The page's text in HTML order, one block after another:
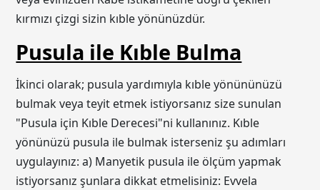
kırmızı çizgi sizin kıble yönünüzdür.
Pusula ile Kıble Bulma
İkinci olarak; pusula yardımıyla kıble yönününüzü
bulmak veya teyit etmek istiyorsanız size sunulan
"Pusula için Kıble Derecesi"ni kullanınız. Kıble
yönünüzü pusula ile bulmak isterseniz şu adımları
uygulayınız: a) Manyetik pusula ile ölçüm yapmak
istiyorsanız şunlara dikkat etmelisiniz: Evvela